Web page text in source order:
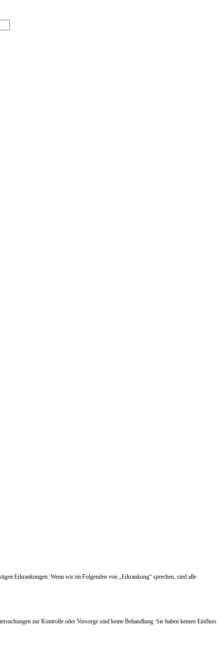
Erkrankungen. Wenn wir im Folgenden von „Erkrankung“ sprechen, sind alle
zur Kontrolle oder Vorsorge sind keine Behandlung. Sie haben keinen Einfluss